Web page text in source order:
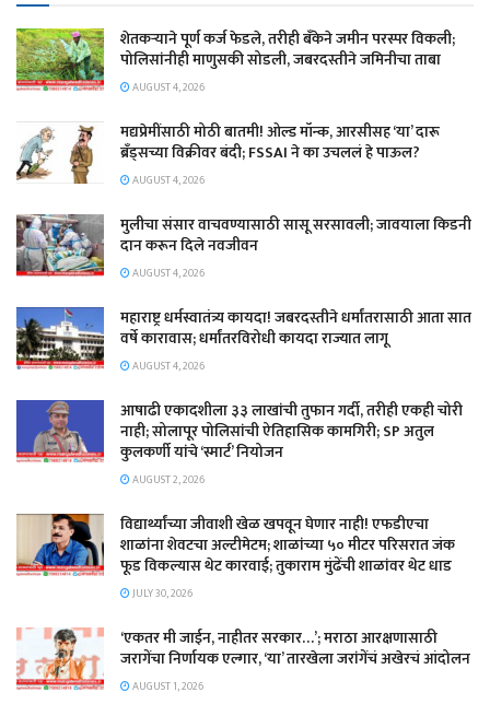
शेतकऱ्याने पूर्ण कर्ज फेडले, तरीही बँकेने जमीन परस्पर विकली;
पोलिसांनीही माणुसकी सोडली, जबरदस्तीने जमिनीचा ताबा
AUGUST 4, 2026
मद्यप्रेमींसाठी मोठी बातमी! ओल्ड मॉन्क, आरसीसह ‘या’ दारू
ब्रँड्सच्या विक्रीवर बंदी; FSSAI ने का उचललं हे पाऊल?
AUGUST 4, 2026
मुलीचा संसार वाचवण्यासाठी सासू सरसावली; जावयाला किडनी
दान करून दिले नवजीवन
AUGUST 4, 2026
महाराष्ट्र धर्मस्वातंत्र्य कायदा! जबरदस्तीने धर्मांतरासाठी आता सात
वर्षे कारावास; धर्मांतरविरोधी कायदा राज्यात लागू
AUGUST 4, 2026
आषाढी एकादशीला ३३ लाखांची तुफान गर्दी, तरीही एकही चोरी
नाही; सोलापूर पोलिसांची ऐतिहासिक कामगिरी; SP अतुल
कुलकर्णी यांचे ‘स्मार्ट’ नियोजन
AUGUST 2, 2026
विद्यार्थ्यांच्या जीवाशी खेळ खपवून घेणार नाही! एफडीएचा
शाळांना शेवटचा अल्टीमेटम; शाळांच्या ५० मीटर परिसरात जंक
फूड विकल्यास थेट कारवाई; तुकाराम मुंढेंची शाळांवर थेट धाड
JULY 30, 2026
‘एकतर मी जाईन, नाहीतर सरकार…’; मराठा आरक्षणासाठी
जरागेंचा निर्णायक एल्गार, ‘या’ तारखेला जरांगेंचं अखेरचं आंदोलन
AUGUST 1, 2026